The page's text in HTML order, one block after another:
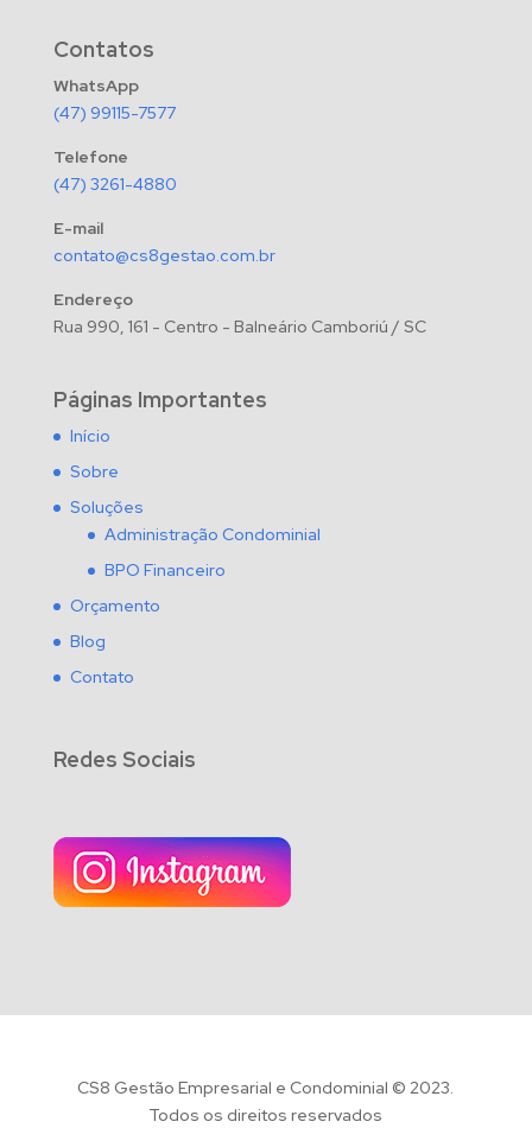
Contatos
WhatsApp
(47) 99115-7577
Telefone
(47) 3261-4880
E-mail
contato@cs8gestao.com.br
Endereço
Rua 990, 161 - Centro - Balneário Camboriú / SC
Páginas Importantes
Início
Sobre
Soluções
Administração Condominial
BPO Financeiro
Orçamento
Blog
Contato
Redes Sociais
CS8 Gestão Empresarial e Condominial © 2023.
Todos os direitos reservados